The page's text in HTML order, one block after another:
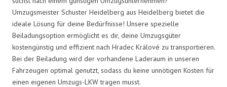
Umzugsmeister Schuster Heidelberg aus Heidelberg bietet die
ideale Lösung für deine Bedürfnisse! Unsere spezielle
Beiladungsoption ermöglicht es dir, deine Umzugsgüter
kostengünstig und effizient nach Hradec Králové zu transportieren.
Bei der Beiladung wird der vorhandene Laderaum in unseren
Fahrzeugen optimal genutzt, sodass du keine unnötigen Kosten für
einen eigenen Umzugs-LKW tragen musst.